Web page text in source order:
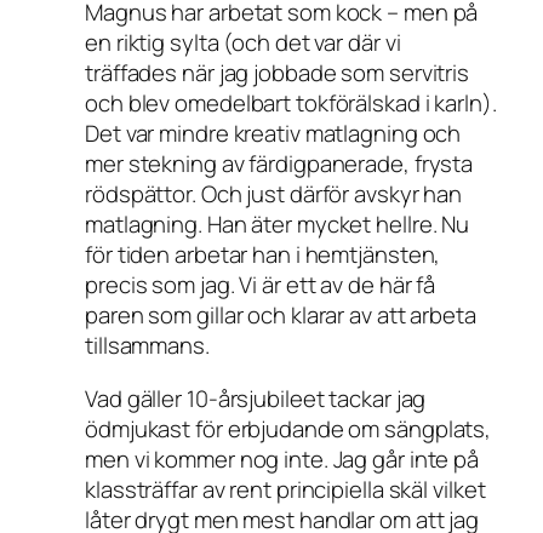
Magnus har arbetat som kock – men på
en riktig sylta (och det var där vi
träffades när jag jobbade som servitris
och blev omedelbart tokförälskad i karln).
Det var mindre kreativ matlagning och
mer stekning av färdigpanerade, frysta
rödspättor. Och just därför avskyr han
matlagning. Han äter mycket hellre. Nu
för tiden arbetar han i hemtjänsten,
precis som jag. Vi är ett av de här få
paren som gillar och klarar av att arbeta
tillsammans.
Vad gäller 10-årsjubileet tackar jag
ödmjukast för erbjudande om sängplats,
men vi kommer nog inte. Jag går inte på
klassträffar av rent principiella skäl vilket
låter drygt men mest handlar om att jag